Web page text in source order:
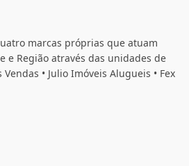
Vendas • Julio Imóveis Alugueis • Fex